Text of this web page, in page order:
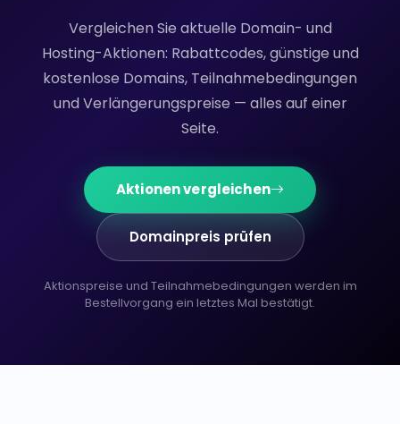
Vergleichen Sie aktuelle Domain- und
Hosting-Aktionen: Rabattcodes, günstige und
kostenlose Domains, Teilnahmebedingungen
und Verlängerungspreise — alles auf einer
Seite.
Aktionen vergleichen
Domainpreis prüfen
Aktionspreise und Teilnahmebedingungen werden im
Bestellvorgang ein letztes Mal bestätigt.